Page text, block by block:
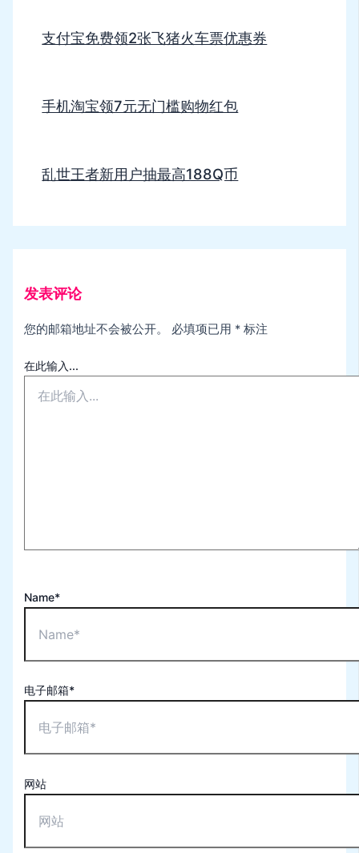
支付宝免费领2张飞猪火车票优惠券
手机淘宝领7元无门槛购物红包
乱世王者新用户抽最高188Q币
发表评论
您的邮箱地址不会被公开。 必填项已用 * 标注
在此输入...
Name*
电子邮箱*
网站